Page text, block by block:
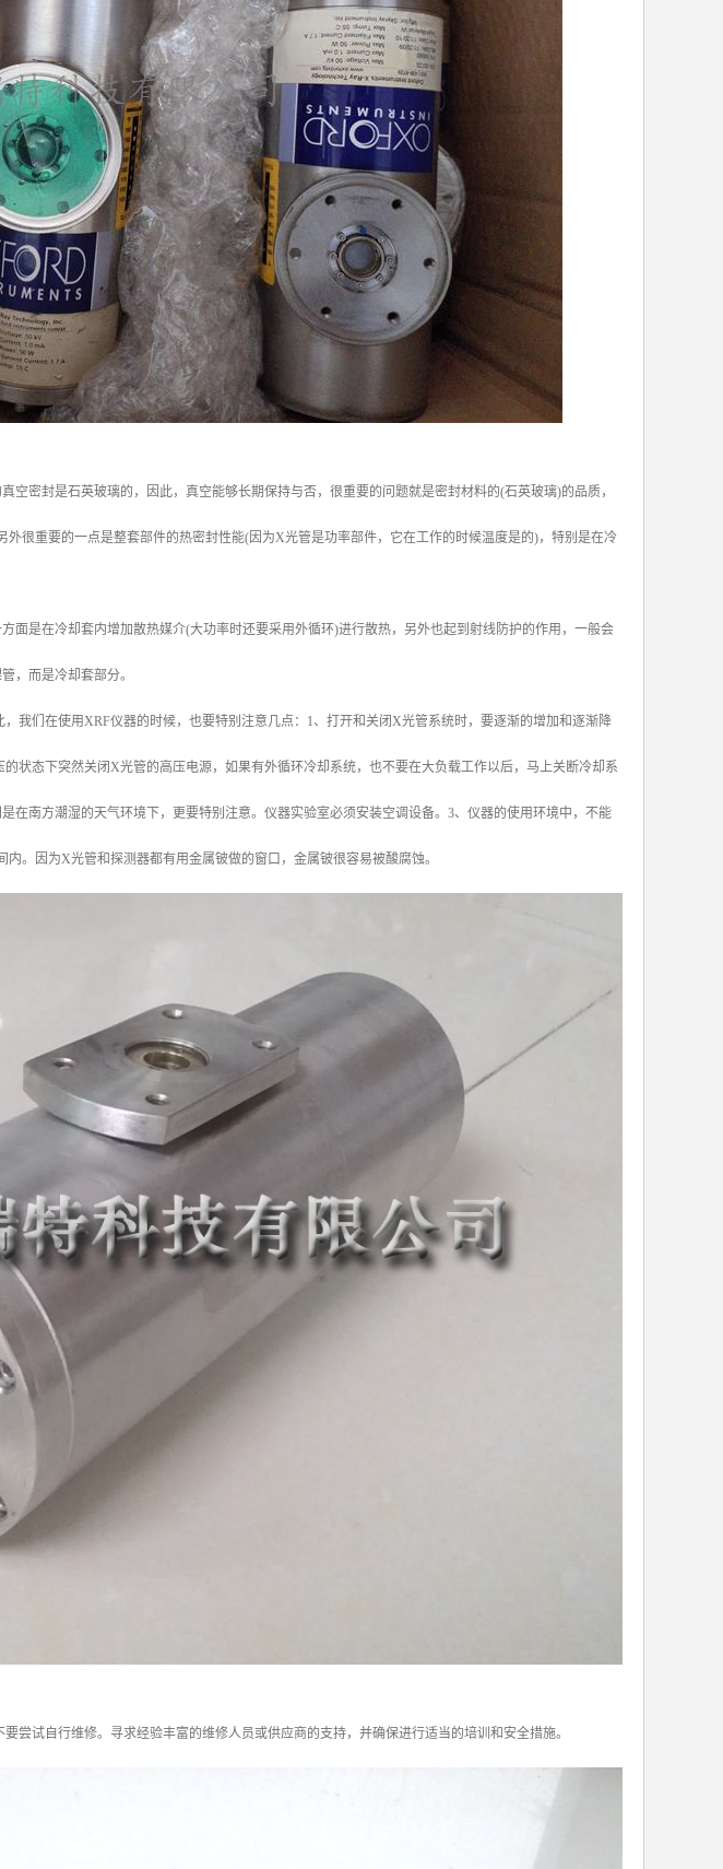
密封是石英玻璃的，因此，真空能够长期保持与否，很重要的问题就是密封材料的(石英玻璃)的品质，
很重要的一点是整套部件的热密封性能(因为X光管是功率部件，它在工作的时候温度是的)，特别是在冷
面是在冷却套内增加散热媒介(大功率时还要采用外循环)进行散热，另外也起到射线防护的作用，一般会
，而是冷却套部分。
我们在使用XRF仪器的时候，也要特别注意几点：1、打开和关闭X光管系统时，要逐渐的增加和逐渐降
状态下突然关闭X光管的高压电源，如果有外循环冷却系统，也不要在大负载工作以后，马上关断冷却系
在南方潮湿的天气环境下，更要特别注意。仪器实验室必须安装空调设备。3、仪器的使用环境中，不能
。因为X光管和探测器都有用金属铍做的窗口，金属铍很容易被酸腐蚀。
尝试自行维修。寻求经验丰富的维修人员或供应商的支持，并确保进行适当的培训和安全措施。